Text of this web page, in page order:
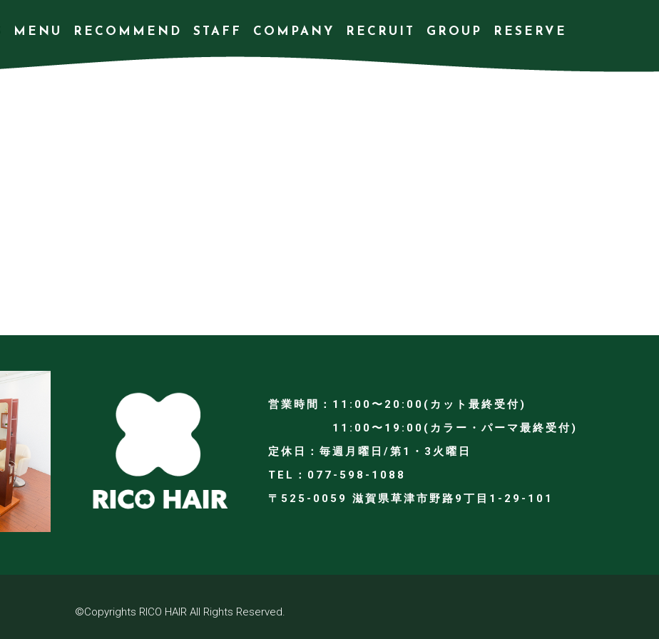
MENU RECOMMEND STAFF COMPANY RECRUIT GROUP RESERVE
営業時間：11:00〜20:00(カット最終受付)
11:00〜19:00(カラー・パーマ最終受付)
定休日：毎週月曜日/第1・3火曜日
TEL：077-598-1088
〒525-0059 滋賀県草津市野路9丁目1-29-101
©Copyrights RICO HAIR All Rights Reserved.